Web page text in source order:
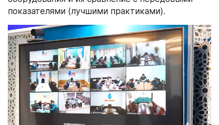
показателями (лучшими практиками).